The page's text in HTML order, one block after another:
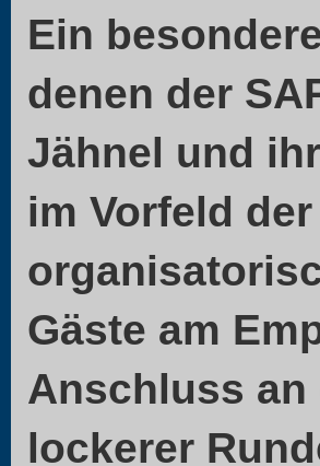
Ein
denen der
Jähnel und
im Vorfeld
Gäste am
Anschluss
lockerer